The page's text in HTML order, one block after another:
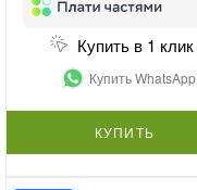
Купить в 1 клик
Купить WhatsApp
КУПИТЬ